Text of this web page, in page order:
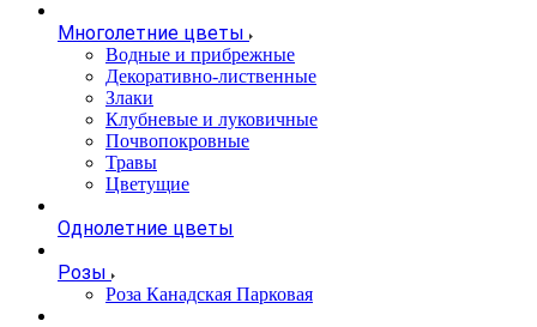
Многолетние цветы
Водные и прибрежные
Декоративно-лиственные
Злаки
Клубневые и луковичные
Почвопокровные
Травы
Цветущие
Однолетние цветы
Розы
Роза Канадская Парковая